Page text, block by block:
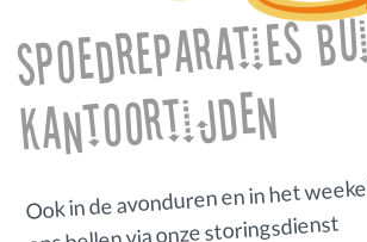
Spoedreparaties
kantoortijden
Ook in de avonduren en in het